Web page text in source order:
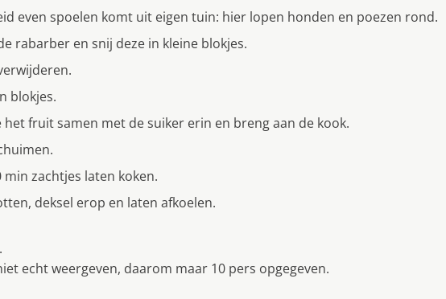
even spoelen komt uit eigen tuin: hier lopen honden en poezen rond.
rabarber en snij deze in kleine blokjes.
blokjes.
fruit samen met de suiker erin en breng aan de kook.
min zachtjes laten koken.
deksel erop en laten afkoelen.
echt weergeven, daarom maar 10 pers opgegeven.